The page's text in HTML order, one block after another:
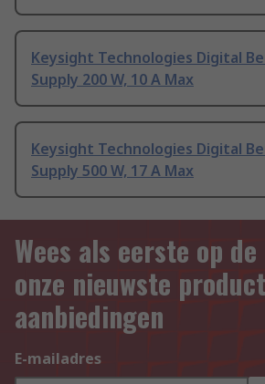
Keysight Technologies Digital
Supply 200 W, 10 A Max
Keysight Technologies Digital
Supply 500 W, 17 A Max
Wees als eerste op
onze nieuwste
aanbiedingen
E-mailadres